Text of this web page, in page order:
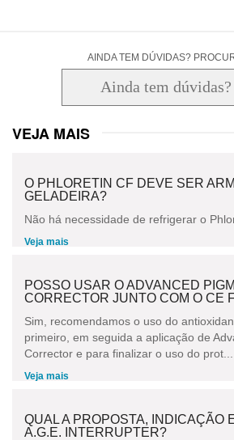
AINDA TEM DÚVIDAS?
VEJA MAIS
O PHLORETIN CF DEVE SER
GELADEIRA?
Não há necessidade de refrigerar o
Veja mais
POSSO USAR O ADVANCED
CORRECTOR JUNTO COM O CE
Sim, recomendamos o uso do
primeiro, em seguida a aplicação de
Corrector e para finalizar o uso do prot...
Veja mais
QUAL A PROPOSTA, INDICAÇÃO
A.G.E. INTERRUPTER?